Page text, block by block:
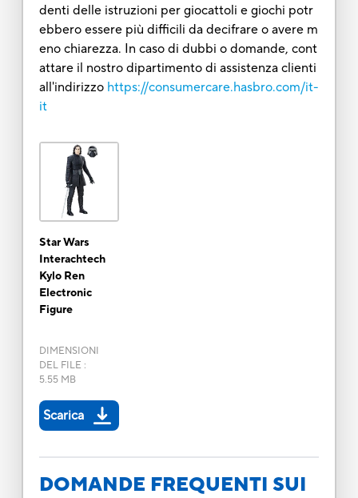
denti delle istruzioni per giocattoli e giochi potr
ebbero essere più difficili da decifrare o avere m
eno chiarezza. In caso di dubbi o domande, cont
attare il nostro dipartimento di assistenza clienti
all'indirizzo https://consumercare.hasbro.com/it-
it
Star Wars
Interachtech
Kylo Ren
Electronic
Figure
DIMENSIONI
DEL FILE :
5.55 MB
Scarica
DOMANDE FREQUENTI SUI